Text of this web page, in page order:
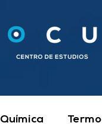
Química